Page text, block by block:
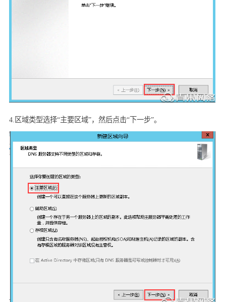
4. 区域类型选择“主要区域”，然后点击“下一步”。